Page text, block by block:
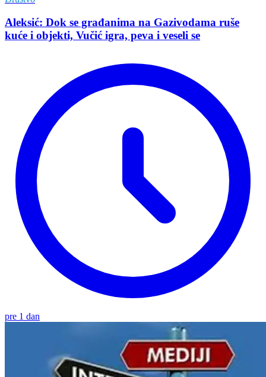
Aleksić: Dok se građanima na Gazivodama ruše
kuće i objekti, Vučić igra, peva i veseli se
pre 1 dan